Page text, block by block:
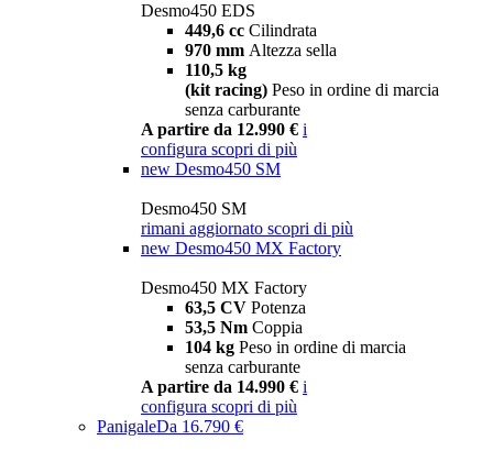
Desmo450 EDS
449,6 cc Cilindrata
970 mm Altezza sella
110,5 kg
(kit racing) Peso in ordine di marcia
senza carburante
A partire da 12.990 € i
configura scopri di più
new Desmo450 SM
Desmo450 SM
rimani aggiornato scopri di più
new Desmo450 MX Factory
Desmo450 MX Factory
63,5 CV Potenza
53,5 Nm Coppia
104 kg Peso in ordine di marcia
senza carburante
A partire da 14.990 € i
configura scopri di più
PanigaleDa 16.790 €